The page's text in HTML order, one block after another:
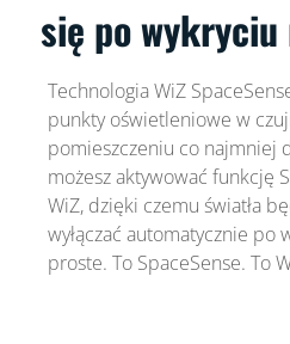
się po
Technologia WiZ
punkty oświetleniowe w
pomieszczeniu co najmniej
możesz aktywować funkcję
WiZ, dzięki czemu światła
wyłączać automatycznie po
proste. To SpaceSense. To